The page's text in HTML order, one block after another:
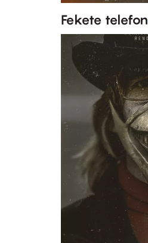
Fekete telefon